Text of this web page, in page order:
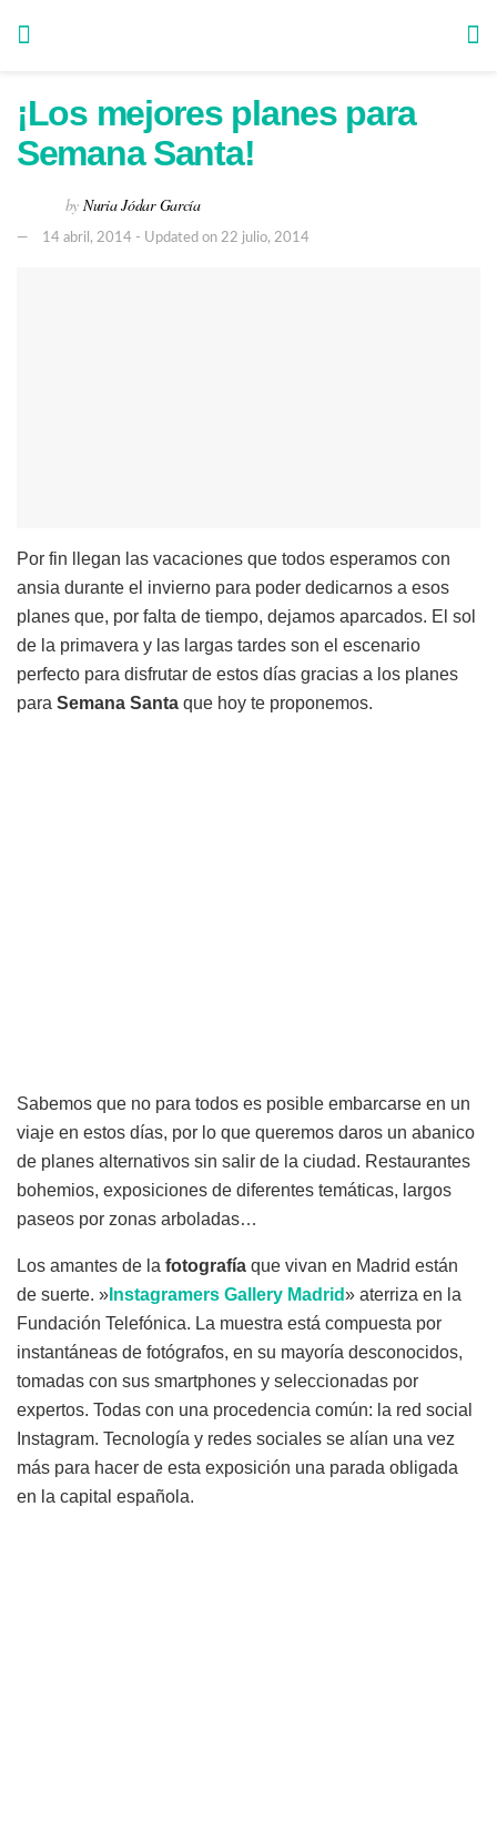
¡Los mejores planes para
Semana Santa!
by Nuria Jódar García
14 abril, 2014 - Updated on 22 julio, 2014
Por fin llegan las vacaciones que todos esperamos con
ansia durante el invierno para poder dedicarnos a esos
planes que, por falta de tiempo, dejamos aparcados. El sol
de la primavera y las largas tardes son el escenario
perfecto para disfrutar de estos días gracias a los planes
para Semana Santa que hoy te proponemos.
Sabemos que no para todos es posible embarcarse en un
viaje en estos días, por lo que queremos daros un abanico
de planes alternativos sin salir de la ciudad. Restaurantes
bohemios, exposiciones de diferentes temáticas, largos
paseos por zonas arboladas…
Los amantes de la fotografía que vivan en Madrid están
de suerte. » Instagramers Gallery Madrid» aterriza en la
Fundación Telefónica. La muestra está compuesta por
instantáneas de fotógrafos, en su mayoría desconocidos,
tomadas con sus smartphones y seleccionadas por
expertos. Todas con una procedencia común: la red social
Instagram. Tecnología y redes sociales se alían una vez
más para hacer de esta exposición una parada obligada
en la capital española.